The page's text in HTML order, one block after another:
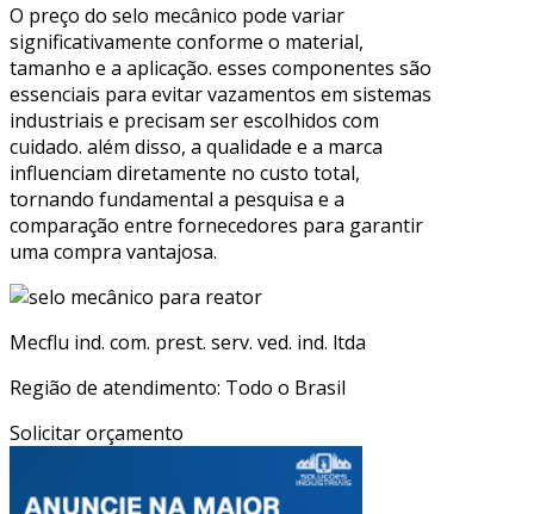
O preço do selo mecânico pode variar
significativamente conforme o material,
tamanho e a aplicação. esses componentes são
essenciais para evitar vazamentos em sistemas
industriais e precisam ser escolhidos com
cuidado. além disso, a qualidade e a marca
influenciam diretamente no custo total,
tornando fundamental a pesquisa e a
comparação entre fornecedores para garantir
uma compra vantajosa.
Mecflu ind. com. prest. serv. ved. ind. ltda
Região de atendimento: Todo o Brasil
Solicitar orçamento